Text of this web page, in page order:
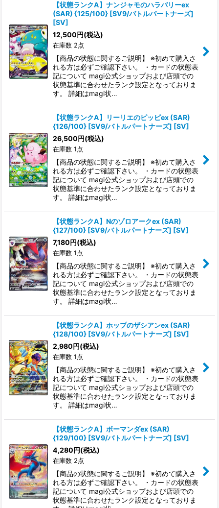
【状態ランクA】ナンジャモのハラバリーex
(SAR) {125/100} [SV9/バトルパートナーズ]
[SV]
12,500円(税込)
在庫数 2点
【商品の状態に関するご説明】 ※初めて購入さ
れる方は必ずご確認下さい。 ・カードの状態表
記について magi公式ショップおよび店頭での
状態基準に合わせたランク設定となっておりま
す。 詳細はmagi状…
【状態ランクA】リーリエのピッピex (SAR)
{126/100} [SV9/バトルパートナーズ] [SV]
26,500円(税込)
在庫数 1点
【商品の状態に関するご説明】 ※初めて購入さ
れる方は必ずご確認下さい。 ・カードの状態表
記について magi公式ショップおよび店頭での
状態基準に合わせたランク設定となっておりま
す。 詳細はmagi状…
【状態ランクA】Nのゾロアークex (SAR)
{127/100} [SV9/バトルパートナーズ] [SV]
7,180円(税込)
在庫数 1点
【商品の状態に関するご説明】 ※初めて購入さ
れる方は必ずご確認下さい。 ・カードの状態表
記について magi公式ショップおよび店頭での
状態基準に合わせたランク設定となっておりま
す。 詳細はmagi状…
【状態ランクA】ホップのザシアンex (SAR)
{128/100} [SV9/バトルパートナーズ] [SV]
2,980円(税込)
在庫数 1点
【商品の状態に関するご説明】 ※初めて購入さ
れる方は必ずご確認下さい。 ・カードの状態表
記について magi公式ショップおよび店頭での
状態基準に合わせたランク設定となっておりま
す。 詳細はmagi状…
【状態ランクA】ボーマンダex (SAR)
{129/100} [SV9/バトルパートナーズ] [SV]
4,280円(税込)
在庫数 2点
【商品の状態に関するご説明】 ※初めて購入さ
れる方は必ずご確認下さい。 ・カードの状態表
記について magi公式ショップおよび店頭での
状態基準に合わせたランク設定となっておりま